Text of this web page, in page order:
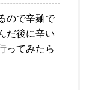
ので辛麺で
だ後に辛い
ってみたら